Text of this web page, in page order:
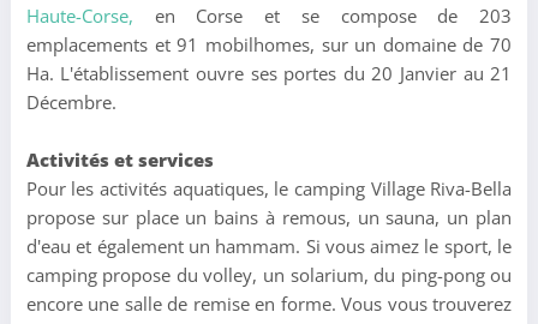
Haute-Corse, en Corse et se compose de 203
emplacements et 91 mobilhomes, sur un domaine de 70
Ha. L'établissement ouvre ses portes du 20 Janvier au 21
Décembre.
Activités et services
Pour les activités aquatiques, le camping Village Riva-Bella
propose sur place un bains à remous, un sauna, un plan
d'eau et également un hammam. Si vous aimez le sport, le
camping propose du volley, un solarium, du ping-pong ou
encore une salle de remise en forme. Vous vous trouverez